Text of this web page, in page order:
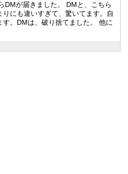
DMが届きました。 DMと、こちら
にも違いすぎて、驚いてます。自
。DMは、破り捨てました。 他に